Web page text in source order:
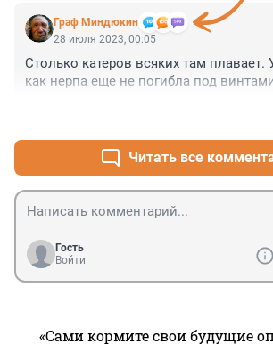
Граф Миндюкин
28 июля 2023, 00:05
Столько катеров всяких там плавает.
как нерпа еще не погибла под
Читать все
Гость
Войти
«Сами кормите свои будущие